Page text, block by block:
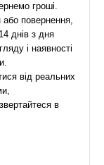
гроші.
або повернення,
днів з дня
і наявності
від реальних
в